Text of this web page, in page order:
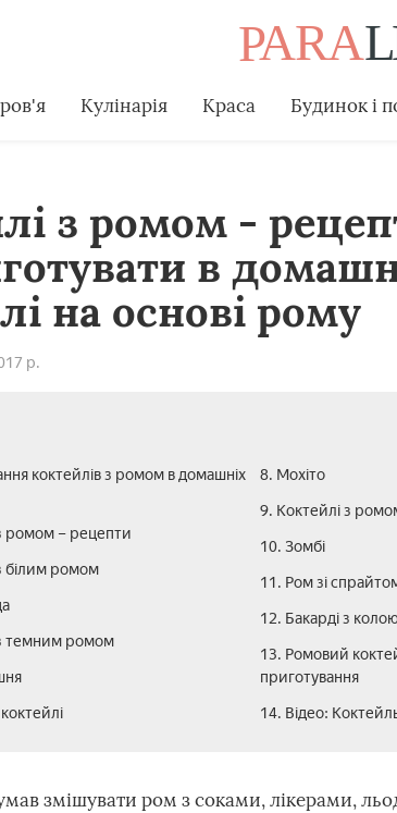
Кулінарія Краса Будинок і
з ромом -
в
на основі рому
р.
коктейлів з ромом в домашніх
ромом – рецепти
білим ромом
темним ромом
8. Мохіто
9. Коктейлі з
10. Зомбі
11. Ром зі
12. Бакарді з
13. Ромовий
приготування
14. Відео:
змішувати ром з соками, лікерами,